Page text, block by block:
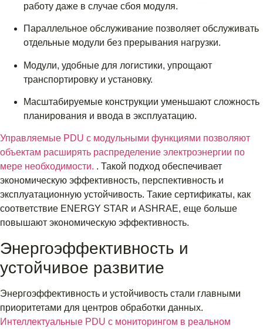
работу даже в случае сбоя модуля.
Параллельное обслуживание позволяет обслуживать
отдельные модули без прерывания нагрузки.
Модули, удобные для логистики, упрощают
транспортировку и установку.
Масштабируемые конструкции уменьшают сложность
планирования и ввода в эксплуатацию.
Управляемые PDU с модульными функциями позволяют
объектам расширять распределение электроэнергии по
мере необходимости. . Такой подход обеспечивает
экономическую эффективность, перспективность и
эксплуатационную устойчивость. Такие сертификаты, как
соответствие ENERGY STAR и ASHRAE, еще больше
повышают экономическую эффективность.
Энергоэффективность и
устойчивое развитие
Энергоэффективность и устойчивость стали главными
приоритетами для центров обработки данных.
Интеллектуальные PDU с мониторингом в реальном